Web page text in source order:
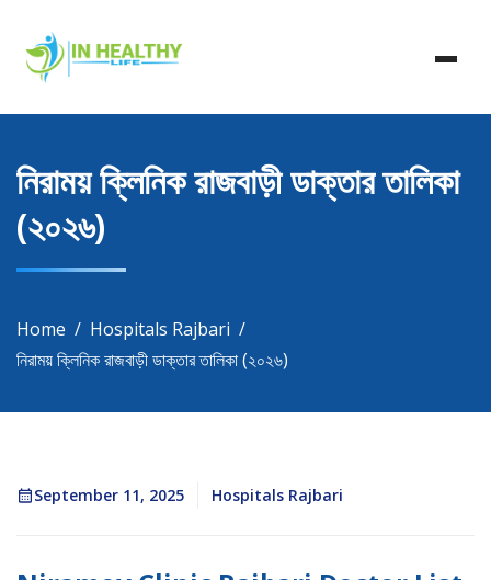
content
In Healthy Life
In Healthy Life, Healthy Life, Health Life, Doctor List,
Doctor Listing
নিরাময় ক্লিনিক রাজবাড়ী ডাক্তার তালিকা
(২০২৬)
Home
Hospitals Rajbari
নিরাময় ক্লিনিক রাজবাড়ী ডাক্তার তালিকা (২০২৬)
September 11, 2025 Hospitals Rajbari